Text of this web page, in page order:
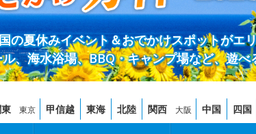
の夏休みイベント＆おでかけスポットがエ
、海水浴場、BBQ・キャンプ場など、遊
東京 甲信越 東海 北陸 関西 大阪 中国 四国